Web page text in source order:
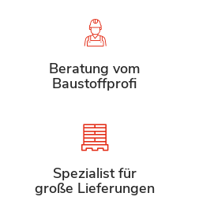
Beratung vom
Baustoffprofi
Spezialist für
große Lieferungen